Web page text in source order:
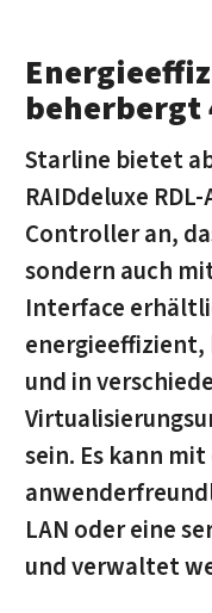
beherbergt
Starline bietet
RAIDdeluxe
Controller an,
sondern auch
Interface
und in
sein. Es kann
LAN oder eine
und verwaltet